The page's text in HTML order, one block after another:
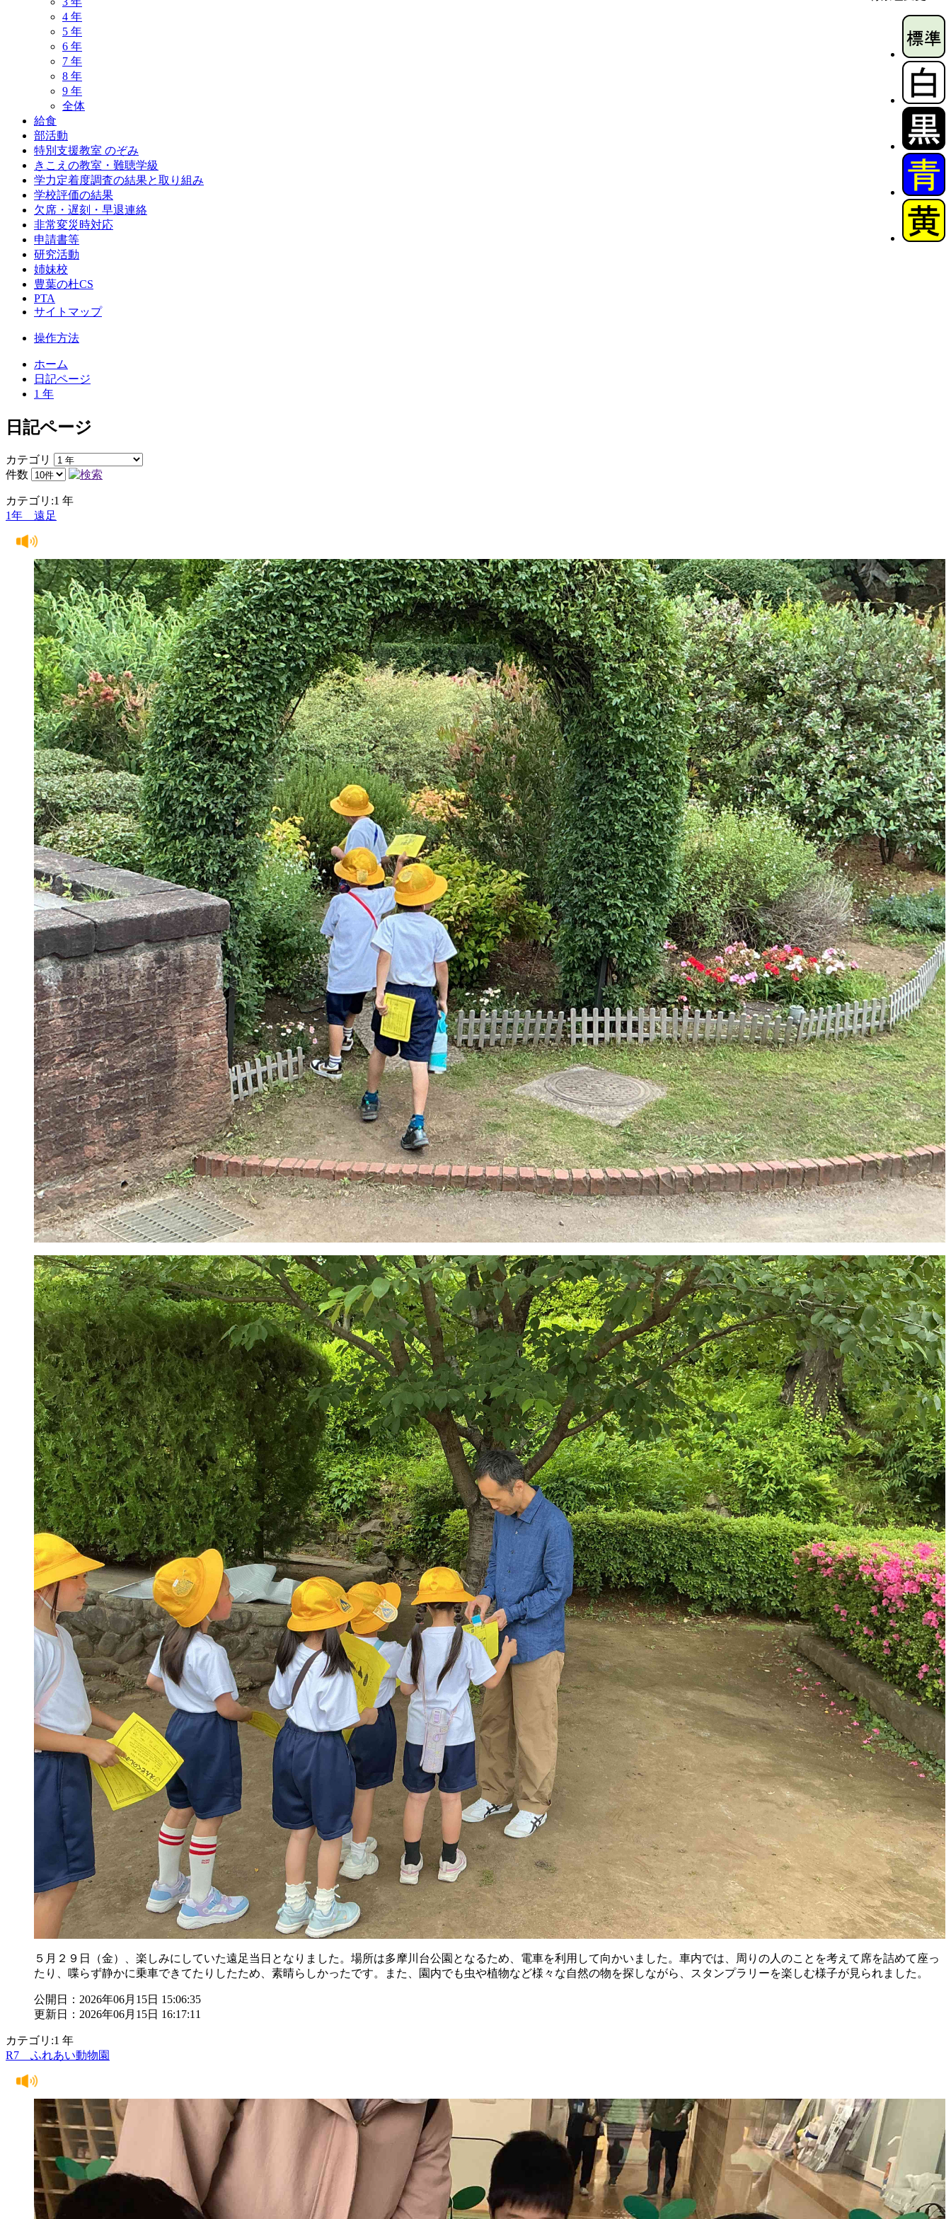
4 年
5 年
6 年
7 年
8 年
9 年
全体
給食
部活動
特別支援教室 のぞみ
きこえの教室・難聴学級
学力定着度調査の結果と取り組み
学校評価の結果
欠席・遅刻・早退連絡
非常変災時対応
申請書等
研究活動
姉妹校
豊葉の杜CS
PTA
サイトマップ
操作方法
ホーム
日記ページ
1 年
日記ページ
カテゴリ
件数
カテゴリ:1 年
1年 遠足
５月２９日（金）、楽しみにしていた遠足当日となりました。場所は多摩川台公園となるため、電車を利用して向かいました。車内では、周りの人のことを考えて席を詰めて座っ
たり、喋らず静かに乗車できてたりしたため、素晴らしかったです。また、園内でも虫や植物など様々な自然の物を探しながら、スタンプラリーを楽しむ様子が見られました。
公開日：2026年06月15日 15:06:35
更新日：2026年06月15日 16:17:11
カテゴリ:1 年
R7 ふれあい動物園